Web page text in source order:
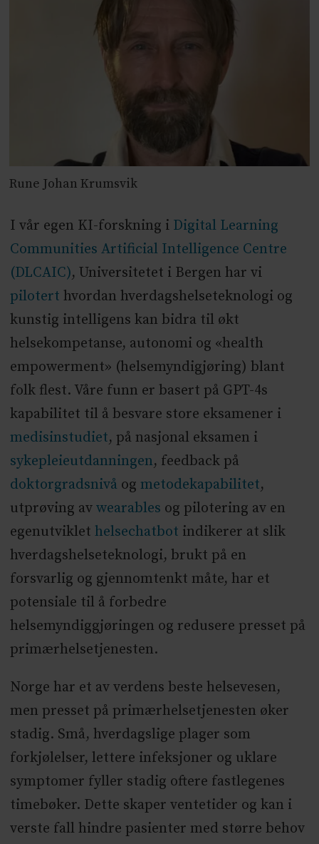
Rune Johan Krumsvik
I vår egen KI-forskning i Digital Learning
Communities Artificial Intelligence Centre
(DLCAIC), Universitetet i Bergen har vi
pilotert hvordan hverdagshelseteknologi og
kunstig intelligens kan bidra til økt
helsekompetanse, autonomi og «health
empowerment» (helsemyndigjøring) blant
folk flest. Våre funn er basert på GPT-4s
kapabilitet til å besvare store eksamener i
medisinstudiet, på nasjonal eksamen i
sykepleieutdanningen, feedback på
doktorgradsnivå og metodekapabilitet,
utprøving av wearables og pilotering av en
egenutviklet helsechatbot indikerer at slik
hverdagshelseteknologi, brukt på en
forsvarlig og gjennomtenkt måte, har et
potensiale til å forbedre
helsemyndiggjøringen og redusere presset på
primærhelsetjenesten.
Norge har et av verdens beste helsevesen,
men presset på primærhelsetjenesten øker
stadig. Små, hverdagslige plager som
forkjølelser, lettere infeksjoner og uklare
symptomer fyller stadig oftere fastlegenes
timebøker. Dette skaper ventetider og kan i
verste fall hindre pasienter med større behov